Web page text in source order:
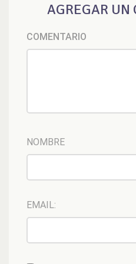
AGREGAR UN
COMENTARIO
NOMBRE
EMAIL: